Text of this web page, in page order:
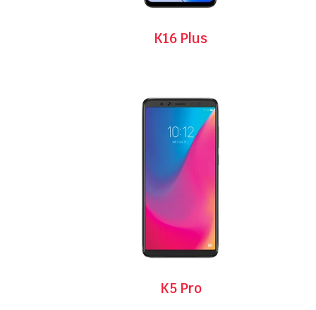
K16 Plus
K5 Pro